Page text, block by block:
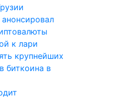
к лари
крупнейших
биткоина в